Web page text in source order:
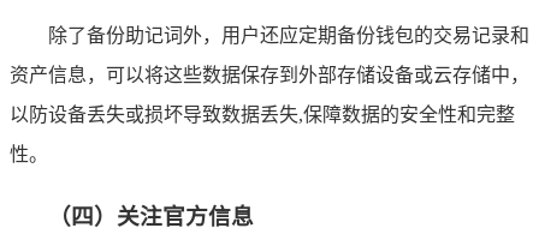
除了备份助记词外，用户还应定期备份钱包的交易记录和
资产信息，可以将这些数据保存到外部存储设备或云存储中，
以防设备丢失或损坏导致数据丢失,保障数据的安全性和完整
性。
（四）关注官方信息